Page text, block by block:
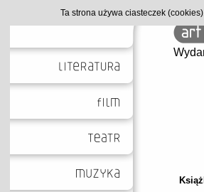
Ta strona używa ciasteczek